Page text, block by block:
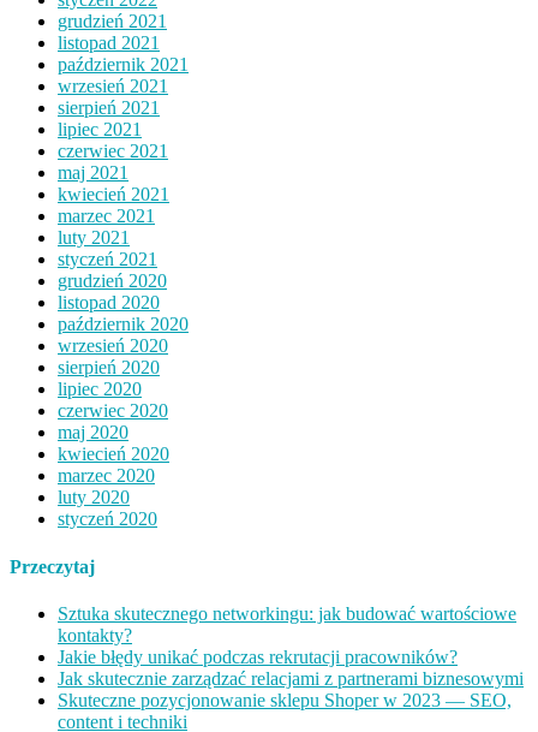
grudzień 2021
listopad 2021
październik 2021
wrzesień 2021
sierpień 2021
lipiec 2021
czerwiec 2021
maj 2021
kwiecień 2021
marzec 2021
luty 2021
styczeń 2021
grudzień 2020
listopad 2020
październik 2020
wrzesień 2020
sierpień 2020
lipiec 2020
czerwiec 2020
maj 2020
kwiecień 2020
marzec 2020
luty 2020
styczeń 2020
Przeczytaj
Sztuka skutecznego networkingu: jak budować wartościowe
kontakty?
Jakie błędy unikać podczas rekrutacji pracowników?
Jak skutecznie zarządzać relacjami z partnerami biznesowymi
Skuteczne pozycjonowanie sklepu Shoper w 2023 — SEO,
content i techniki